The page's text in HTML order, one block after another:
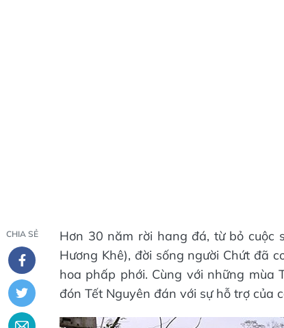
CHIA SẺ
Hơn 30 năm rời hang đá, từ bỏ cuộc
Hương Khê), đời sống người Chứt đã
hoa phấp phới. Cùng với những mùa
đón Tết Nguyên đán với sự hỗ trợ của